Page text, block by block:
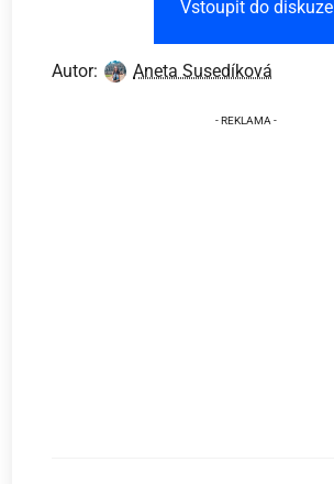
Vstoupit do diskuze
Autor: Aneta Susedíková